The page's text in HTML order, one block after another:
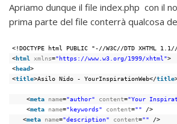
Apriamo dunque il file index.php con il
prima parte del file conterrà qualcosa
<!DOCTYPE html PUBLIC "-//W3C//DTD XHTML
<html xmlns="https://www.w3.org/1999/xhtml">
<head>
<title>Asilo Nido - YourInspirationWeb</title
<meta name="author" content="Your
<meta name="keywords" content=""
/>
<meta name="description" content=""
/>